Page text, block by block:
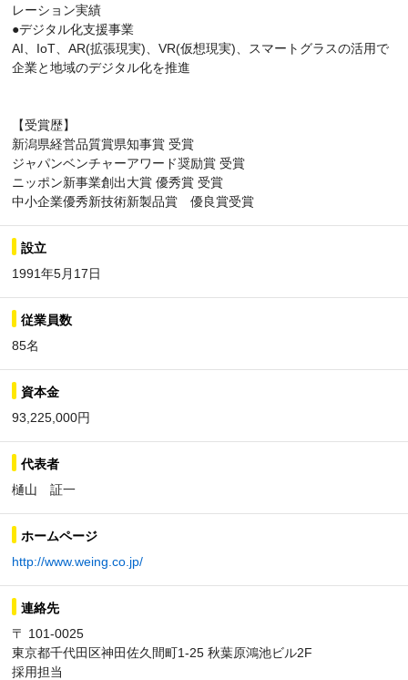
レーション実績
●デジタル化支援事業
AI、IoT、AR(拡張現実)、VR(仮想現実)、スマートグラスの活用で
企業と地域のデジタル化を推進
【受賞歴】
新潟県経営品質賞県知事賞 受賞
ジャパンベンチャーアワード奨励賞 受賞
ニッポン新事業創出大賞 優秀賞 受賞
中小企業優秀新技術新製品賞 優良賞受賞
設立
1991年5月17日
従業員数
85名
資本金
93,225,000円
代表者
樋山 証一
ホームページ
http://www.weing.co.jp/
連絡先
〒 101-0025
東京都千代田区神田佐久間町1-25 秋葉原鴻池ビル2F
採用担当